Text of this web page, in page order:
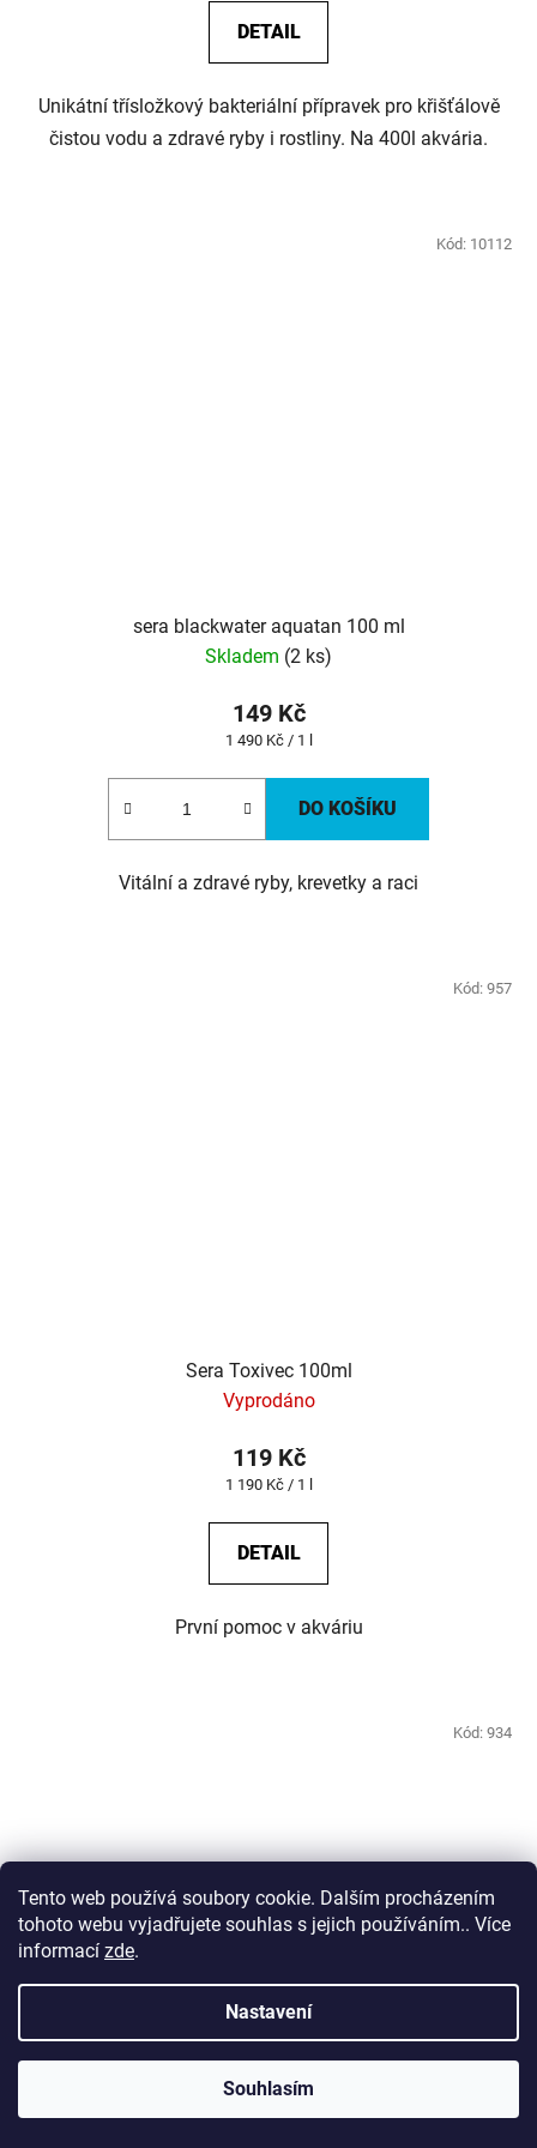
Tento web používá soubory cookie. Dalším procházením
tohoto webu vyjadřujete souhlas s jejich používáním.. Více
informací zde.
Nastavení
Souhlasím
DETAIL
Unikátní třísložkový bakteriální přípravek pro křišťálově
čistou vodu a zdravé ryby i rostliny. Na 400l akvária.
sera blackwater aquatan 100 ml
Skladem (2 ks)
149 Kč
Měrná
1 490 Kč / 1 l
DO KOŠÍKU
Vitální a zdravé ryby, krevetky a raci
Kód: 10112
Sera Toxivec 100ml
Vyprodáno
119 Kč
Měrná
1 190 Kč / 1 l
DETAIL
První pomoc v akváriu
Kód: 957
Sera Betta Aquatan 50ml
Kód: 934